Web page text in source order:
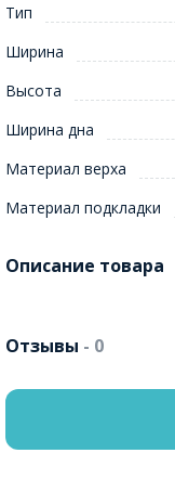
Тип
Ширина
Высота
Ширина дна
Материал верха
Материал подкладки
Описание товара
Отзывы - 0